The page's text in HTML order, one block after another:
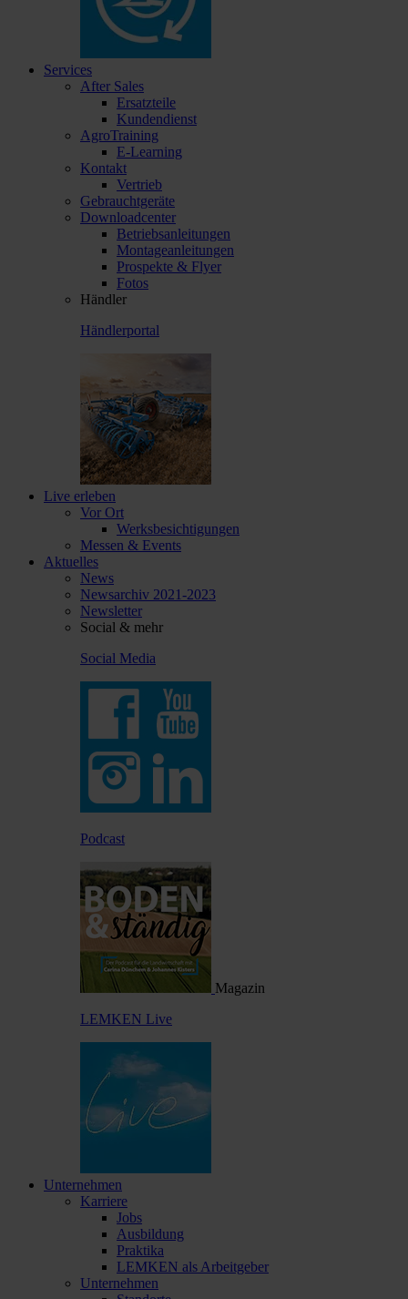
Services
After Sales
Ersatzteile
Kundendienst
AgroTraining
E-Learning
Kontakt
Vertrieb
Gebrauchtgeräte
Downloadcenter
Betriebsanleitungen
Montageanleitungen
Prospekte & Flyer
Fotos
Händler
Händlerportal
Live erleben
Vor Ort
Werksbesichtigungen
Messen & Events
Aktuelles
News
Newsarchiv 2021-2023
Newsletter
Social & mehr
Social Media
Podcast
Magazin
LEMKEN Live
Unternehmen
Karriere
Jobs
Ausbildung
Praktika
LEMKEN als Arbeitgeber
Unternehmen